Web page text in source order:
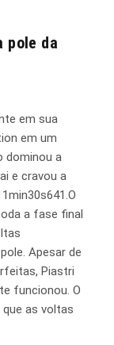
pole da
em sua
em um
dominou a
e cravou a
a fase final
Apesar de
Piastri
funcionou. O
as voltas